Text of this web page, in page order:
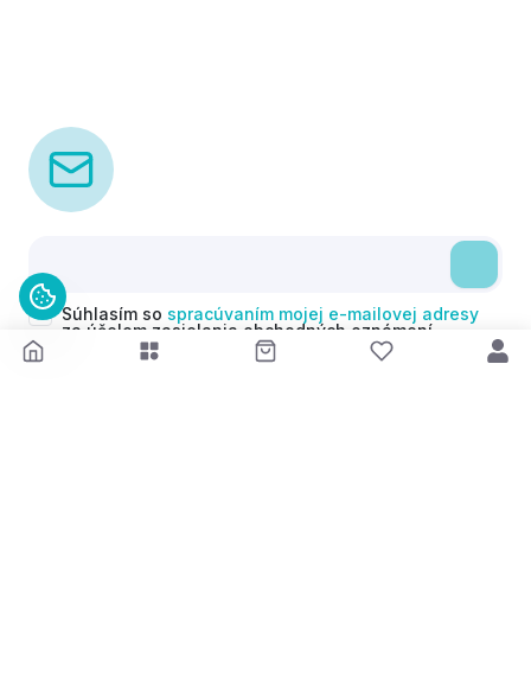
Súhlasím so spracúvaním mojej e-mailovej adresy
za účelom zasielania obchodných oznámení
(newsletterov) v súlade s čl. 6 ods. 1 písm. a)
Nariadenia GDPR. Svoj súhlas môžem kedykoľvek